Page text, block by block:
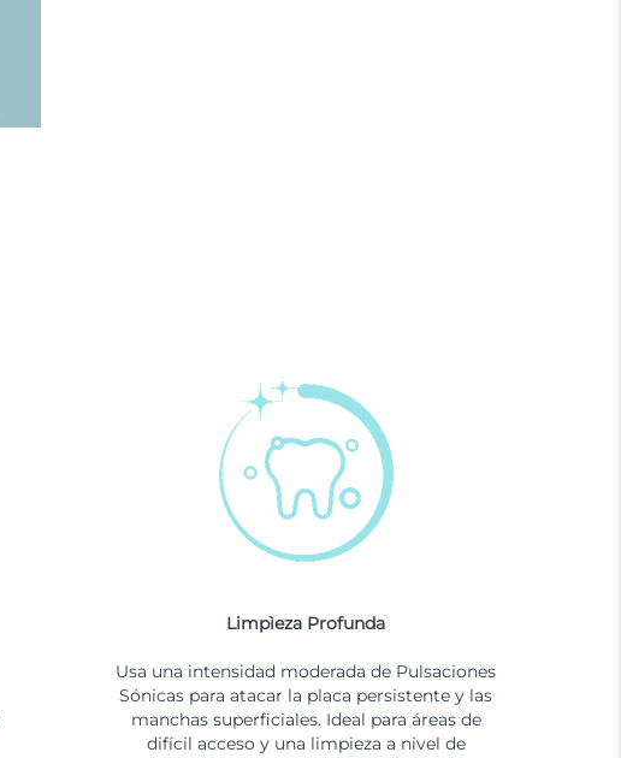
Limpìeza Profunda
Usa una intensidad moderada de Pulsaciones
Sónicas para atacar la placa persistente y las
manchas superficiales. Ideal para áreas de
difícil acceso y una limpieza a nivel de